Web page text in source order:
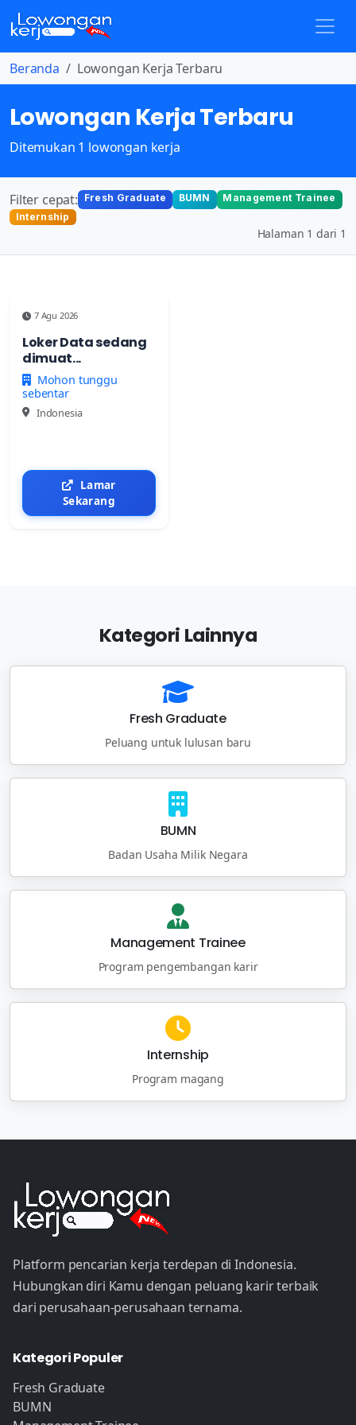
Beranda Lowongan Kerja Terbaru
Lowongan Kerja Terbaru
Ditemukan 1 lowongan kerja
Filter cepat: Fresh Graduate BUMN
Management Trainee
Internship
Halaman 1 dari 1
7 Agu 2026
Loker Data sedang
dimuat...
Mohon tunggu
sebentar
Indonesia
Lamar
Sekarang
Kategori Lainnya
Fresh Graduate
Peluang untuk lulusan baru
BUMN
Badan Usaha Milik Negara
Management Trainee
Program pengembangan karir
Internship
Program magang
Platform pencarian kerja terdepan di Indonesia.
Hubungkan diri Kamu dengan peluang karir terbaik
dari perusahaan-perusahaan ternama.
Kategori Populer
Fresh Graduate
BUMN